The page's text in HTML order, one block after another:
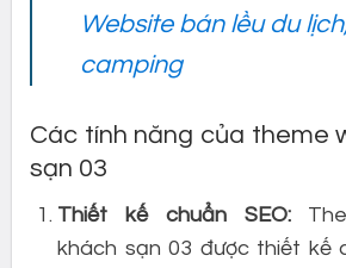
Website bán lều du
camping
Các tính năng của theme
sạn 03
Thiết kế chuẩn SEO:
khách sạn 03 được thiết kế